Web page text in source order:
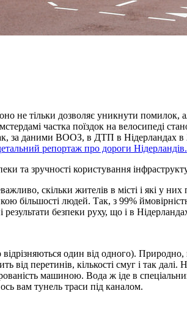
не тільки дозволяє уникнути
частка поїздок на велосипеді
за даними ВООЗ, в ДТП в Нідерландах в
репортаж про дороги Нідерландів.
та зручності користування
скільки жителів в місті і які у
більшості людей. Так, з 99%
безпеки руху, що і в
один від одного).
перетинів, кількості смуг і так
машиною. Вода ж іде в
вам тунель траси під каналом.